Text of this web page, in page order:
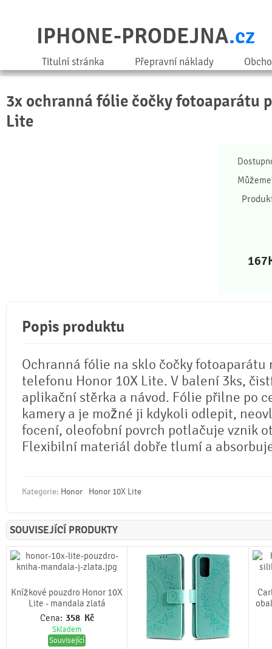
IPHONE-PRODEJNA.cz
Titulní stránka Přepravní náklady
3x ochranná fólie čočky fotoaparátu
Lite
167
Popis produktu
Ochranná fólie na sklo čočky fotoaparátu
telefonu Honor 10X Lite. V balení 3ks,
aplikační stěrka a návod. Fólie přilne po
kamery a je možné ji kdykoli odlepit,
focení, oleofobní povrch potlačuje vznik
Flexibilní materiál dobře tlumí a
Kategorie: Honor Honor 10X Lite
SOUVISEJÍCÍ PRODUKTY
Knížkové pouzdro Honor 10X
Lite - mandala zlatá
Cena: 358 Kč
Skladem
Související